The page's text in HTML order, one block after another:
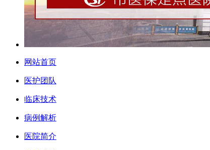
网站首页
医护团队
临床技术
病例解析
医院简介